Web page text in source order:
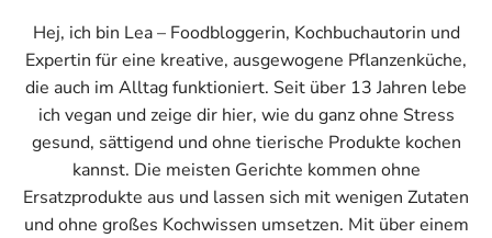
Hej, ich bin Lea – Foodbloggerin, Kochbuchautorin und
Expertin für eine kreative, ausgewogene Pflanzenküche,
die auch im Alltag funktioniert. Seit über 13 Jahren lebe
ich vegan und zeige dir hier, wie du ganz ohne Stress
gesund, sättigend und ohne tierische Produkte kochen
kannst. Die meisten Gerichte kommen ohne
Ersatzprodukte aus und lassen sich mit wenigen Zutaten
und ohne großes Kochwissen umsetzen. Mit über einem